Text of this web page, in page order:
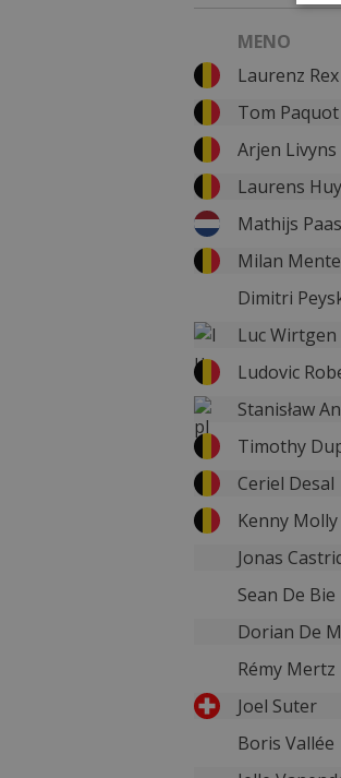
MENO
Laurenz Rex
Tom Paquot
Arjen Livyns
Laurens
Mathijs
Milan
Dimitri
Luc Wirtgen
Ludovic
Stanisław
Timothy
Ceriel Desal
Kenny Molly
Jonas
Sean De Bie
Dorian De
Rémy Mertz
Joel Suter
Boris Vallée